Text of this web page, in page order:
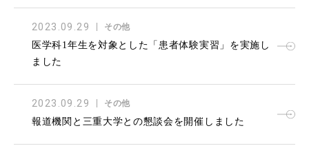
2023.09.29 その他
医学科1年生を対象とした「患者体験実習」を実施し
ました
2023.09.29 その他
報道機関と三重大学との懇談会を開催しました